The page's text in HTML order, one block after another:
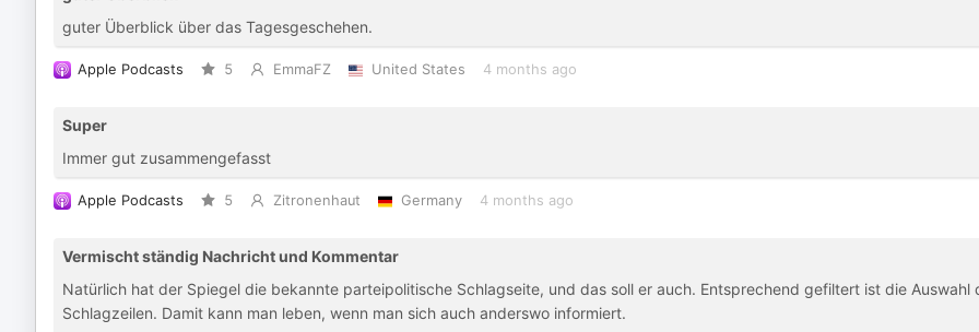
guter Überblick über das Tagesgeschehen.
Apple Podcasts 5 EmmaFZ United States 4 months ago
Super
Immer gut zusammengefasst
Apple Podcasts 5 Zitronenhaut Germany 4 months ago
Vermischt ständig Nachricht und Kommentar
Natürlich hat der Spiegel die bekannte parteipolitische Schlagseite, und das soll er auch. Entsprechend gefiltert ist die Auswahl
Schlagzeilen. Damit kann man leben, wenn man sich auch anderswo informiert.